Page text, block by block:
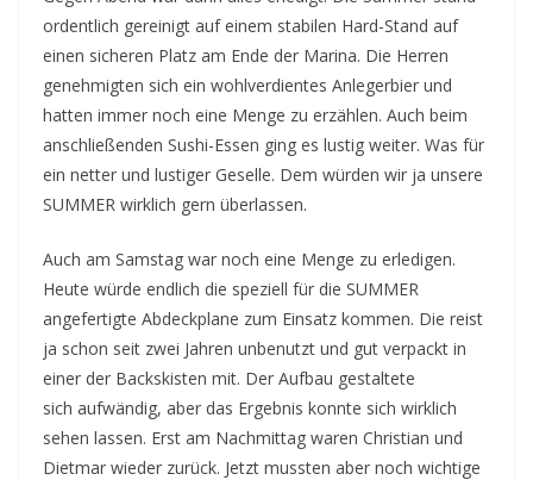
ordentlich gereinigt auf einem stabilen Hard-Stand auf
einen sicheren Platz am Ende der Marina. Die Herren
genehmigten sich ein wohlverdientes Anlegerbier und
hatten immer noch eine Menge zu erzählen. Auch beim
anschließenden Sushi-Essen ging es lustig weiter. Was für
ein netter und lustiger Geselle. Dem würden wir ja unsere
SUMMER wirklich gern überlassen.
Auch am Samstag war noch eine Menge zu erledigen.
Heute würde endlich die speziell für die SUMMER
angefertigte Abdeckplane zum Einsatz kommen. Die reist
ja schon seit zwei Jahren unbenutzt und gut verpackt in
einer der Backskisten mit. Der Aufbau gestaltete
sich aufwändig, aber das Ergebnis konnte sich wirklich
sehen lassen. Erst am Nachmittag waren Christian und
Dietmar wieder zurück. Jetzt mussten aber noch wichtige